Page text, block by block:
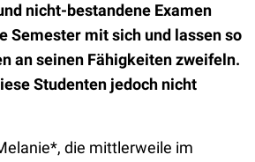
nicht-bestandene Examen
Semester mit sich und lassen so
an seinen Fähigkeiten zweifeln.
Studenten jedoch nicht
die mittlerweile im